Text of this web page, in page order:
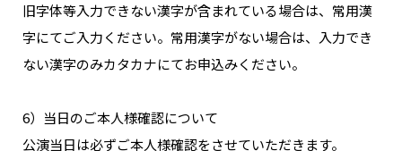
旧字体等入力できない漢字が含まれている場合は、常用漢
字にてご入力ください。常用漢字がない場合は、入力でき
ない漢字のみカタカナにてお申込みください。
6）当日のご本人様確認について
公演当日は必ずご本人様確認をさせていただきます。